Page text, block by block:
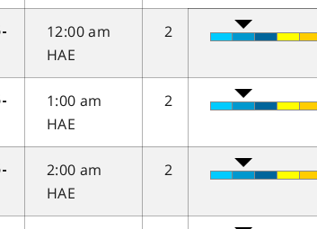
12:00 am
HAE
2
1:00 am
HAE
2
2:00 am
HAE
2